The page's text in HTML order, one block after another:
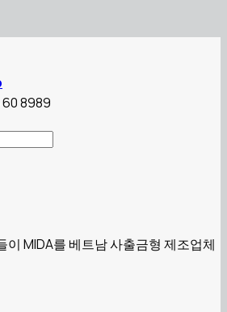
8989
이 MIDA를 베트남 사출금형 제조업체